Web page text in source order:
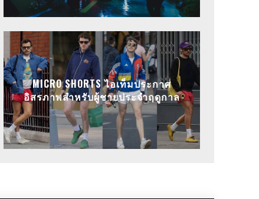
MICRO SHORTS ไอเท็มประกาศ
อิสรภาพสำหรับผู้ชายประจำฤดูกาล